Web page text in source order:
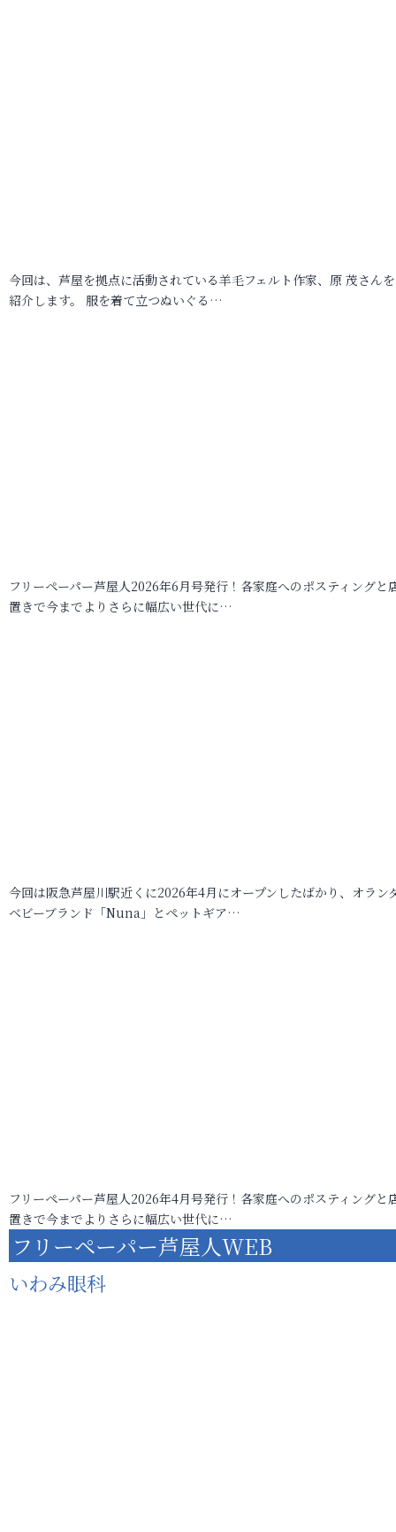
今回は、芦屋を拠点に活動されている羊毛フェルト作家、原 茂さん
紹介します。 服を着て立つぬいぐる…
フリーペーパー芦屋人2026年6月号発行！各家庭へのポスティングと
置きで今までよりさらに幅広い世代に…
今回は阪急芦屋川駅近くに2026年4月にオープンしたばかり、オラン
ベビーブランド「Nuna」とペットギア…
フリーペーパー芦屋人2026年4月号発行！各家庭へのポスティングと
置きで今までよりさらに幅広い世代に…
フリーペーパー芦屋人WEB
いわみ眼科